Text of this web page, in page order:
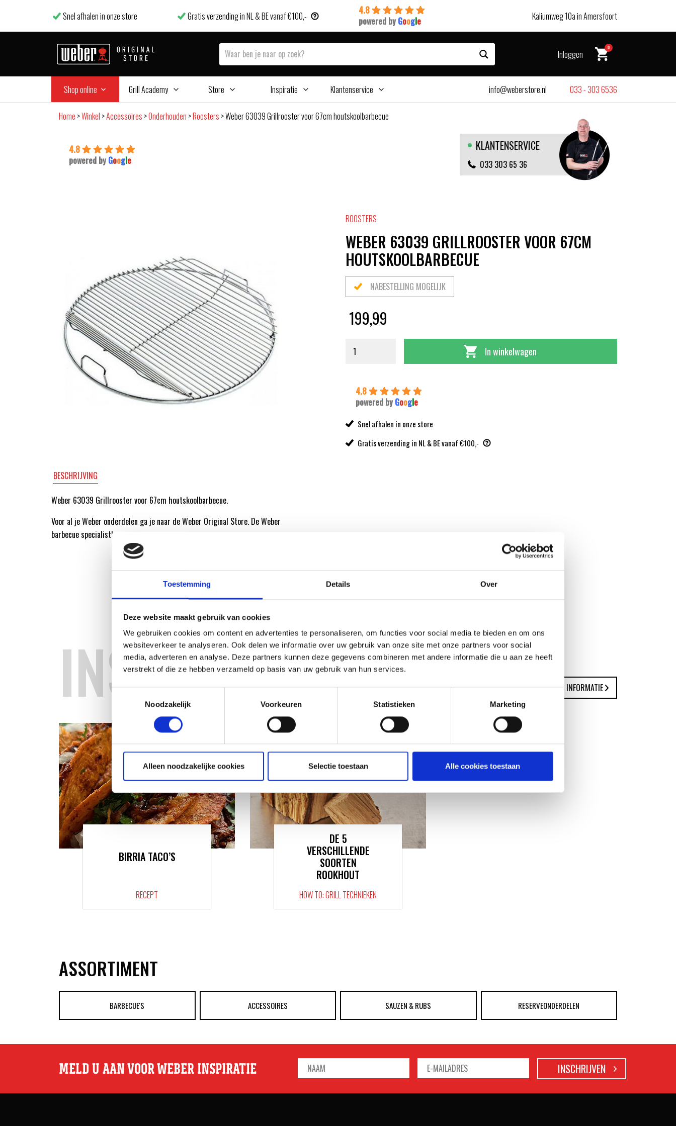
Toestemming Details Over
Deze website maakt gebruik van cookies
We gebruiken cookies om content en advertenties te personaliseren, om functies voor social media te bieden en om ons
websiteverkeer te analyseren. Ook delen we informatie over uw gebruik van onze site met onze partners voor social
media, adverteren en analyse. Deze partners kunnen deze gegevens combineren met andere informatie die u aan ze heeft
verstrekt of die ze hebben verzameld op basis van uw gebruik van hun services.
Toestemmingsselectie
Noodzakelijk
Voorkeuren Statistieken Marketing
Alleen noodzakelijke cookies Selectie toestaan Alle cookies toestaan
Snel afhalen in onze store Gratis verzending in NL & BE vanaf €100,-
4.8
powered by Google Kaliumweg 10a in Amersfoort
Inloggen
0
Shop online Grill Academy Store Inspiratie Klantenservice info@weberstore.nl 033 - 303 6536
Home >Winkel >Accessoires >Onderhouden >Roosters >Weber 63039 Grillrooster voor 67cm houtskoolbarbecue
4.8
powered by Google
KLANTENSERVICE
033 303 65 36
BESCHRIJVING
Weber 63039 Grillrooster voor 67cm houtskoolbarbecue.
Voor al je Weber onderdelen ga je naar de Weber Original Store. De Weber
barbecue specialist!
ROOSTERS
WEBER 63039 GRILLROOSTER VOOR 67CM
HOUTSKOOLBARBECUE
NABESTELLING MOGELIJK
199,99
In winkelwagen
4.8
powered by Google
Snel afhalen in onze store
Gratis verzending in NL & BE vanaf €100,-
INSPIRATIE
RECEPTEN EN TIPS
VAN ONZE GRILL MASTERS
MEER INFORMATIE
BIRRIA TACO’S
RECEPT
DE 5
VERSCHILLENDE
SOORTEN
ROOKHOUT
HOW TO: GRILL TECHNIEKEN
ASSORTIMENT
BARBECUE'S ACCESSOIRES SAUZEN & RUBS RESERVEONDERDELEN
MELD U AAN VOOR WEBER INSPIRATIE